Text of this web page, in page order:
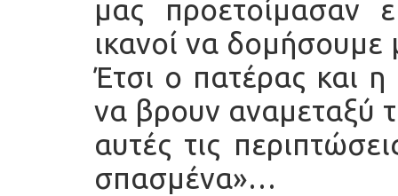
μας προετοίμασαν
ικανοί να δομήσουμε
Έτσι ο πατέρας και
να βρουν αναμεταξύ
αυτές τις
σπασμένα»…